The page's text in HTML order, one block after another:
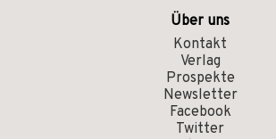
Über uns
Kontakt
Verlag
Prospekte
Newsletter
Facebook
Twitter